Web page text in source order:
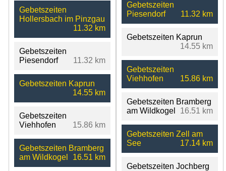
Gebetszeiten
Hollersbach im Pinzgau
11.32 km
Gebetszeiten
Piesendorf
11.32 km
Gebetszeiten Kaprun
14.55 km
Gebetszeiten
Viehhofen
15.86 km
Gebetszeiten Bramberg
am Wildkogel
16.51 km
Gebetszeiten
Piesendorf
11.32 km
Gebetszeiten Kaprun
14.55 km
Gebetszeiten
Viehhofen
15.86 km
Gebetszeiten Bramberg
am Wildkogel
16.51 km
Gebetszeiten Zell am
See
17.14 km
Gebetszeiten Jochberg